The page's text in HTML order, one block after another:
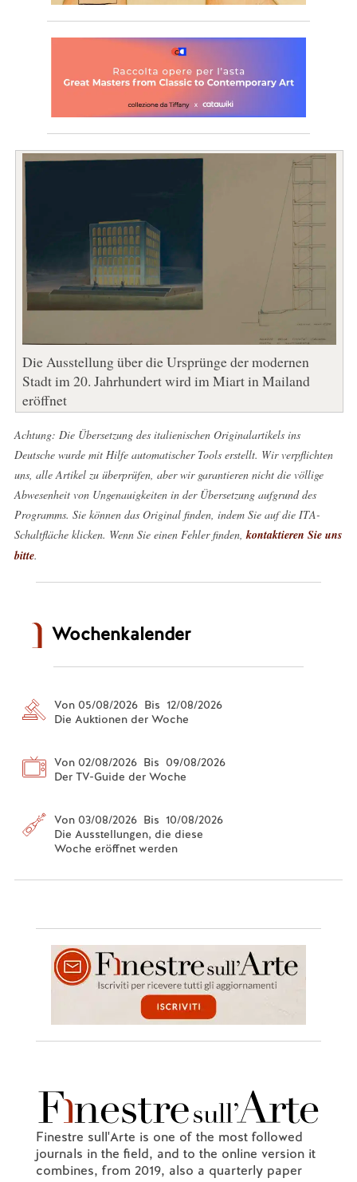
Die Ausstellung über die Ursprünge der modernen
Stadt im 20. Jahrhundert wird im Miart in Mailand
eröffnet
Achtung: Die Übersetzung des italienischen Originalartikels ins
Deutsche wurde mit Hilfe automatischer Tools erstellt. Wir verpflichten
uns, alle Artikel zu überprüfen, aber wir garantieren nicht die völlige
Abwesenheit von Ungenauigkeiten in der Übersetzung aufgrund des
Programms. Sie können das Original finden, indem Sie auf die ITA-
Schaltfläche klicken. Wenn Sie einen Fehler finden, kontaktieren Sie uns
bitte.
Wochenkalender
Von 05/08/2026 Bis 12/08/2026
Die Auktionen der Woche
Von 02/08/2026 Bis 09/08/2026
Der TV-Guide der Woche
Von 03/08/2026 Bis 10/08/2026
Die Ausstellungen, die diese
Woche eröffnet werden
Finestre sull'Arte is one of the most followed
journals in the field, and to the online version it
combines, from 2019, also a quarterly paper